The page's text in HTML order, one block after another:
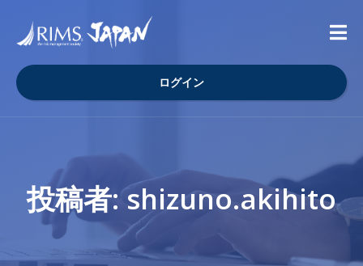
ログイン
投稿者:shizuno.akihito